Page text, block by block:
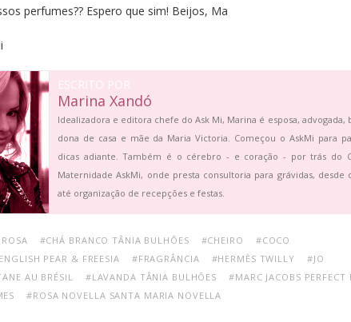
perfumes?? Espero que sim! Beijos, Ma
ESCRITO POR
Marina Xandó
Idealizadora e editora chefe do Ask Mi, Marina é esposa, advogada,
dona de casa e mãe da Maria Victoria. Começou o AskMi para
dicas adiante. Também é o cérebro - e coração - por trás do
Maternidade AskMi, onde presta consultoria para grávidas, desde
até organização de recepções e festas.
#CHÁ BRANCO TÂNIA BULHÕES #CHEIRO
#COCO
PEAR & FREESIA #FRAGRÂNCIA #HERMÈS TWILLY
#JO
AU BRÉSIL #LAVANDA TÂNIA BULHÕES
#MARC JACOBS PERFECT
#ROSA NOVELLA SANTA MARIA NOVELLA